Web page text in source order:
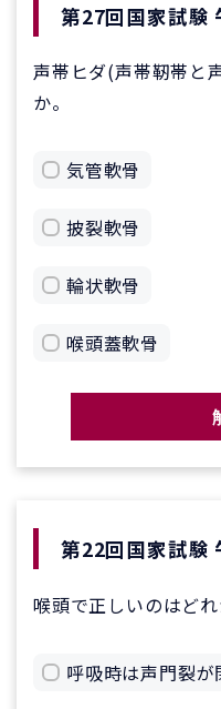
第27回国家試験
声帯ヒダ(声帯靭帯と
か。
気管軟骨
披裂軟骨
輪状軟骨
喉頭蓋軟骨
第22回国家試験
喉頭で正しいのはどれ
呼吸時は声門裂が